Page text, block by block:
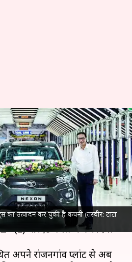
का उत्पादन कर चुकी है कंपनी (तस्वीर: टाटा
उत्पादन का आंकड़ा 4
ने लॉन्च किया
04:30 pm
कंपनीटाटा मोटर्सने अपनी
(L) वेरिएंट में लॉन्च कर दिया
अपने रांजनगांव प्लांट से अब